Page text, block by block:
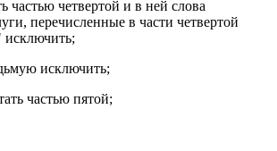
частью четвертой и в ней слова
перечисленные в части четвертой
исключить;
исключить;
частью пятой;